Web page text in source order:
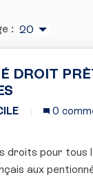
: 20
DROIT
0
droits pour tous
aux